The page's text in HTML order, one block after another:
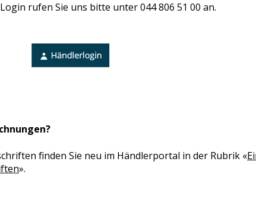
rufen Sie uns bitte unter 044 806 51 00 an.
finden Sie neu im Händlerportal in der Rubrik «
».